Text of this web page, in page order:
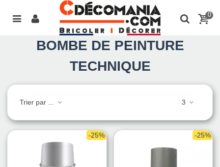
0
BOMBE DE PEINTURE
TECHNIQUE
Trier par ... 3
-25% -25%